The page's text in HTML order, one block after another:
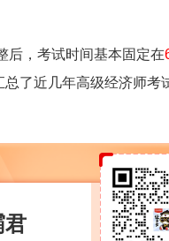
后，考试时间基本固定在
了近几年高级经济师考
君